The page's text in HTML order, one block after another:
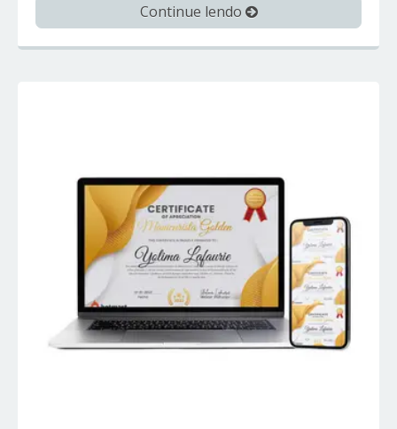
Continue lendo